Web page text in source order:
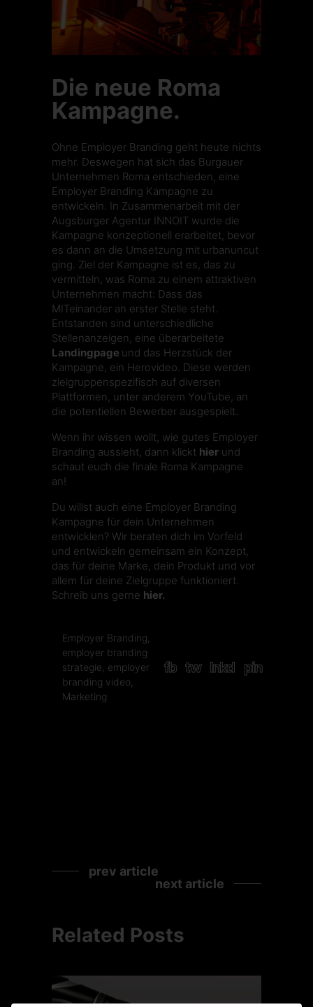
Die neue Roma
Kampagne.
Ohne Employer Branding geht heute nichts
mehr. Deswegen hat sich das Burgauer
Unternehmen Roma entschieden, eine
Employer Branding Kampagne zu
entwickeln. In Zusammenarbeit mit der
Augsburger Agentur INNOIT wurde die
Kampagne konzeptionell erarbeitet, bevor
es dann an die Umsetzung mit urbanuncut
ging. Ziel der Kampagne ist es, das zu
vermitteln, was Roma zu einem attraktiven
Unternehmen macht: Dass das
MITeinander an erster Stelle steht.
Entstanden sind unterschiedliche
Stellenanzeigen, eine überarbeitete
Landingpage und das Herzstück der
Kampagne, ein Herovideo. Diese werden
zielgruppenspezifisch auf diversen
Plattformen, unter anderem YouTube, an
die potentiellen Bewerber ausgespielt.
Wenn ihr wissen wollt, wie gutes Employer
Branding aussieht, dann klickt hier und
schaut euch die finale Roma Kampagne
an!
Du willst auch eine Employer Branding
Kampagne für dein Unternehmen
entwicklen? Wir beraten dich im Vorfeld
und entwickeln gemeinsam ein Konzept,
das für deine Marke, dein Produkt und vor
allem für deine Zielgruppe funktioniert.
Schreib uns gerne hier.
Employer Branding
employer branding
strategie employer
branding video
Marketing
fb tw lnkd pin
prev article
next article
Related Posts